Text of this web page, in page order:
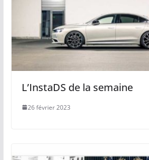
L’InstaDS de la semaine
26 février 2023